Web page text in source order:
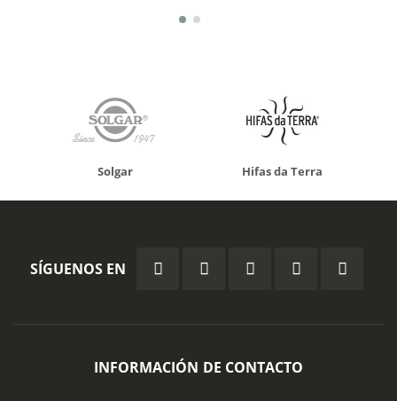
Solgar Hifas da Terra
SÍGUENOS EN
INFORMACIÓN DE CONTACTO